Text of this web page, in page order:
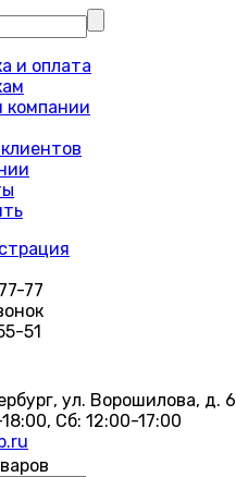
и оплата
компании
77
51
ул. Ворошилова, д. 6
Сб: 12:00-17:00